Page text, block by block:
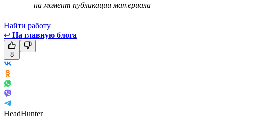
на момент публикации материала
Найти работу
↩ На главную блога
8
HeadHunter